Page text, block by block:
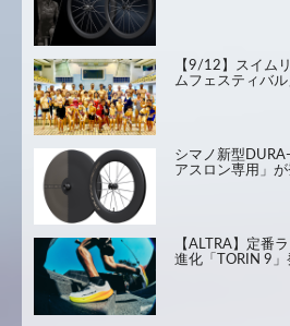
【9/12】スイム
ムフェスティバ
シマノ新型
アスロン専用」
【ALTRA】定番
進化「TORIN 9」